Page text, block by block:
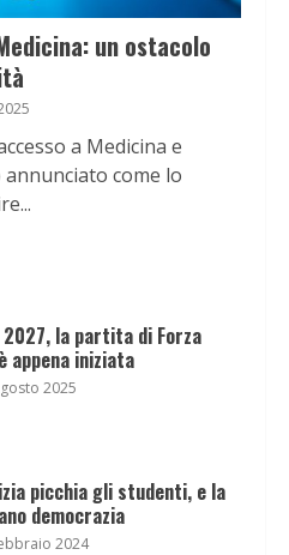
un ostacolo
a Medicina e
come lo
la partita di Forza
appena iniziata
2025
picchia gli studenti, e la
democrazia
2024